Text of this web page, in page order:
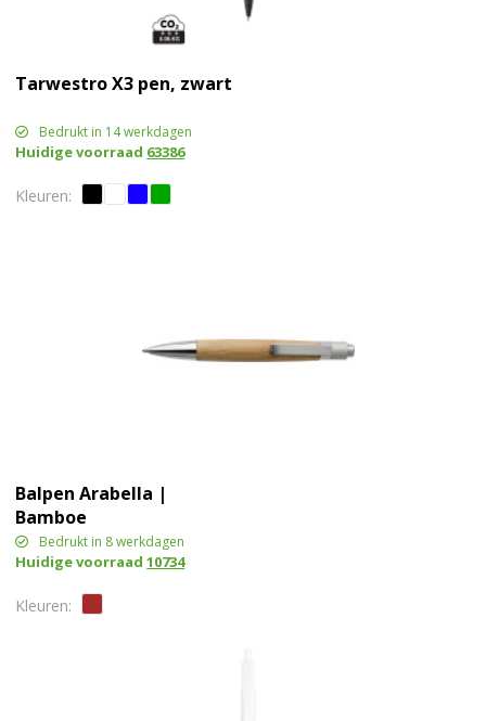
Tarwestro X3 pen, zwart
Bedrukt in 14 werkdagen
Huidige voorraad 63386
Balpen Arabella |
Bamboe
Bedrukt in 8 werkdagen
Huidige voorraad10734